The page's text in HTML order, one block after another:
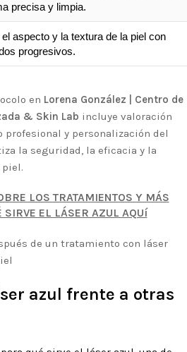
precisa y limpia.
aspecto y la textura de la piel con
progresivos.
en Lorena González | Centro de
& Skin Lab incluye valoración
y personalización del
la seguridad, la eficacia y la
piel.
LOS TRATAMIENTOS Y MÁS
SIRVE EL LÁSER AZUL AQUí
azul frente a otras